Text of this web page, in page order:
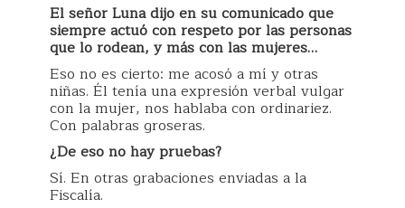
El señor Luna dijo en su comunicado que
siempre actuó con respeto por las personas
que lo rodean, y más con las mujeres…
Eso no es cierto: me acosó a mí y otras
niñas. Él tenía una expresión verbal vulgar
con la mujer, nos hablaba con ordinariez.
Con palabras groseras.
¿De eso no hay pruebas?
Sí. En otras grabaciones enviadas a la
Fiscalía.